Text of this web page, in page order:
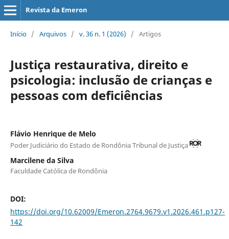
Revista da Emeron
Início / Arquivos / v. 36 n. 1 (2026) / Artigos
Justiça restaurativa, direito e
psicologia: inclusão de crianças e
pessoas com deficiências
Flávio Henrique de Melo
Poder Judiciário do Estado de Rondônia Tribunal de Justiça
Marcilene da Silva
Faculdade Católica de Rondônia
DOI:
https://doi.org/10.62009/Emeron.2764.9679.v1.2026.461.p127-
142